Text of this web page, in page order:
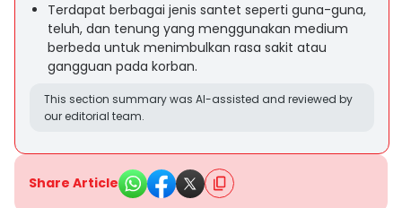
Terdapat berbagai jenis santet seperti guna-guna,
teluh, dan tenung yang menggunakan medium
berbeda untuk menimbulkan rasa sakit atau
gangguan pada korban.
This section summary was AI-assisted and reviewed by
our editorial team.
Share Article